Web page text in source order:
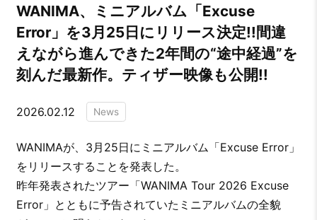
WANIMA、ミニアルバム「Excuse
Error」を3月25日にリリース決定!!間違
えながら進んできた2年間の“途中経過”を
刻んだ最新作。ティザー映像も公開!!
2026.02.12 News
WANIMAが、3月25日にミニアルバム「Excuse Error」
をリリースすることを発表した。
昨年発表されたツアー「WANIMA Tour 2026 Excuse
Error」とともに予告されていたミニアルバムの全貌